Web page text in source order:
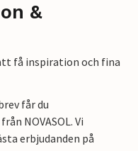
&
få inspiration och fina
får du
NOVASOL. Vi
erbjudanden på